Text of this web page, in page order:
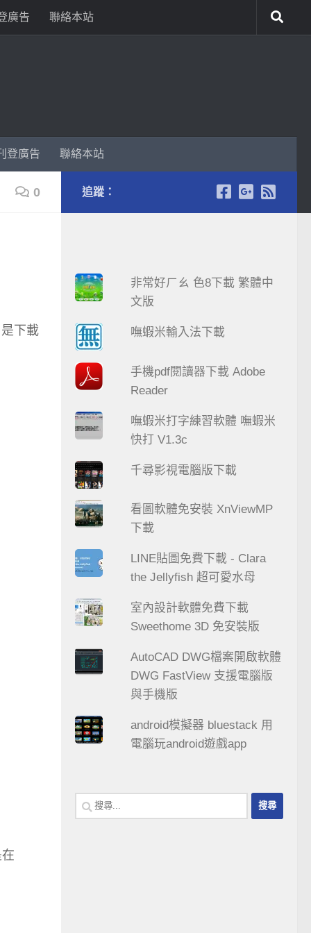
廣告 聯絡本站
登廣告 聯絡本站
0
下載
追蹤：
非常好ㄏㄠ 色8下載 繁體中
文版
嘸蝦米輸入法下載
手機pdf閱讀器下載 Adobe
Reader
嘸蝦米打字練習軟體 嘸蝦米
快打 V1.3c
千尋影視電腦版下載
看圖軟體免安裝 XnViewMP
下載
LINE貼圖免費下載 - Clara
the Jellyfish 超可愛水母
室內設計軟體免費下載
Sweethome 3D 免安裝版
AutoCAD DWG檔案開啟軟體
DWG FastView 支援電腦版
與手機版
android模擬器 bluestack 用
電腦玩android遊戲app
搜
尋